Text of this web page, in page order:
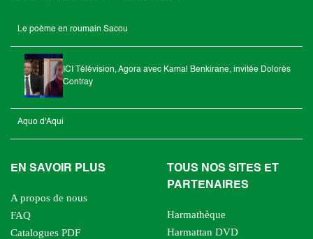
Le poème en roumain Sacou
ICI Télévision, Agora avec Kamal Benkirane, invitée Dolorès
Contray
Aquo d'Aqui
EN SAVOIR PLUS
A propos de nous
FAQ
Catalogues PDF
TOUS NOS SITES ET
PARTENAIRES
Harmathèque
Harmattan DVD